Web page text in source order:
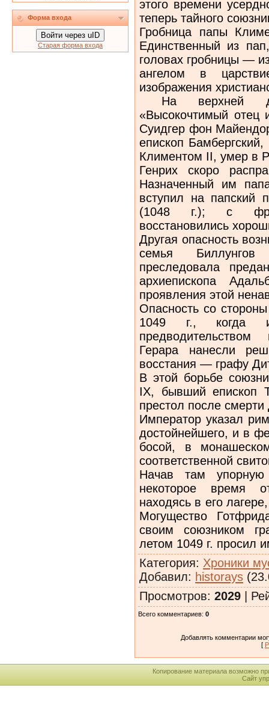
Форма входа
Войти через uID
Старая форма входа
этого времени
теперь тайного
Гробница папы
Единственный из
головах гробницы —
ангелом в
изображения
На верхней
«Высокочтимый отец
Суидгер фон
епископ
Климентом II, умер в
Генрих скоро
Назначенный им
вступил на папский
(1048 г.); с
восстановились
Другая опасность
семья
преследовала
архиепископа
проявления этой
Опасность со
1049 г., когда
предводительством
Герара нанесли
восстания — графу
В этой борьбе
IX, бывший епископ
престол после
Император указал
достойнейшего, и в
босой, в
соответственной
Начав там
некоторое время
находясь в его
Могущество
своим союзником
летом 1049 г. просил
Категория: Хроники
Добавил: historays
Просмотров: 2029 |
Всего комментариев: 0
Добавлять комментарии
[
Копирование материала возможно
Сайт